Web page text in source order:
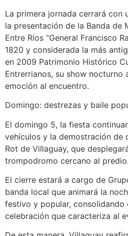
La primera jornada cerrará con
la presentación de la Banda de
Entre Ríos “General Francisco
1820 y considerada la más
en 2009 Patrimonio Histórico
Entrerrianos, su show nocturno
emoción al encuentro.
Domingo: destrezas y baile
El domingo 5, la fiesta
vehículos y la demostración de
Rot de Villaguay, que
trompodromo cercano al predio.
El cierre estará a cargo de
banda local que animará la
festivo y popular, consolidando
celebración que caracteriza al